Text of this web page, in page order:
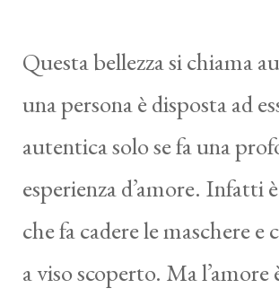
Questa bellezza si chiama
una persona è disposta ad
autentica solo se fa una
esperienza d’amore. Infatti
che fa cadere le maschere e
a viso scoperto. Ma l’amore